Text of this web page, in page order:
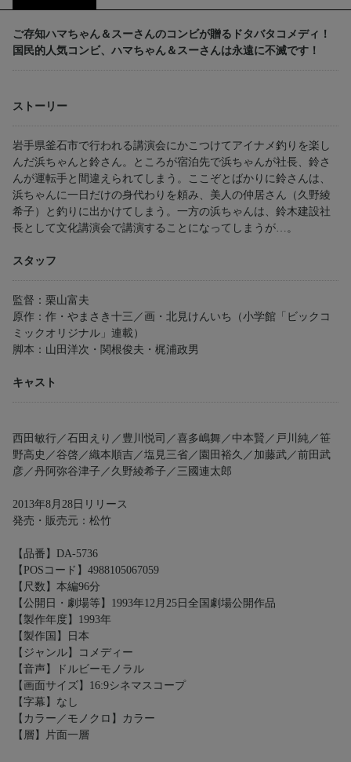
ご存知ハマちゃん＆スーさんのコンビが贈るドタバタコメディ！
国民的人気コンビ、ハマちゃん＆スーさんは永遠に不滅です！
ストーリー
岩手県釜石市で行われる講演会にかこつけてアイナメ釣りを楽し
んだ浜ちゃんと鈴さん。ところが宿泊先で浜ちゃんが社長、鈴さ
んが運転手と間違えられてしまう。ここぞとばかりに鈴さんは、
浜ちゃんに一日だけの身代わりを頼み、美人の仲居さん（久野綾
希子）と釣りに出かけてしまう。一方の浜ちゃんは、鈴木建設社
長として文化講演会で講演することになってしまうが…。
スタッフ
監督：栗山富夫
原作：作・やまさき十三／画・北見けんいち（小学館「ビックコ
ミックオリジナル」連載）
脚本：山田洋次・関根俊夫・梶浦政男
キャスト
西田敏行／石田えり／豊川悦司／喜多嶋舞／中本賢／戸川純／笹
野高史／谷啓／織本順吉／塩見三省／園田裕久／加藤武／前田武
彦／丹阿弥谷津子／久野綾希子／三國連太郎
2013年8月28日リリース
発売・販売元：松竹
【品番】DA-5736
【POSコード】4988105067059
【尺数】本編96分
【公開日・劇場等】1993年12月25日全国劇場公開作品
【製作年度】1993年
【製作国】日本
【ジャンル】コメディー
【音声】ドルビーモノラル
【画面サイズ】16:9シネマスコープ
【字幕】なし
【カラー／モノクロ】カラー
【層】片面一層